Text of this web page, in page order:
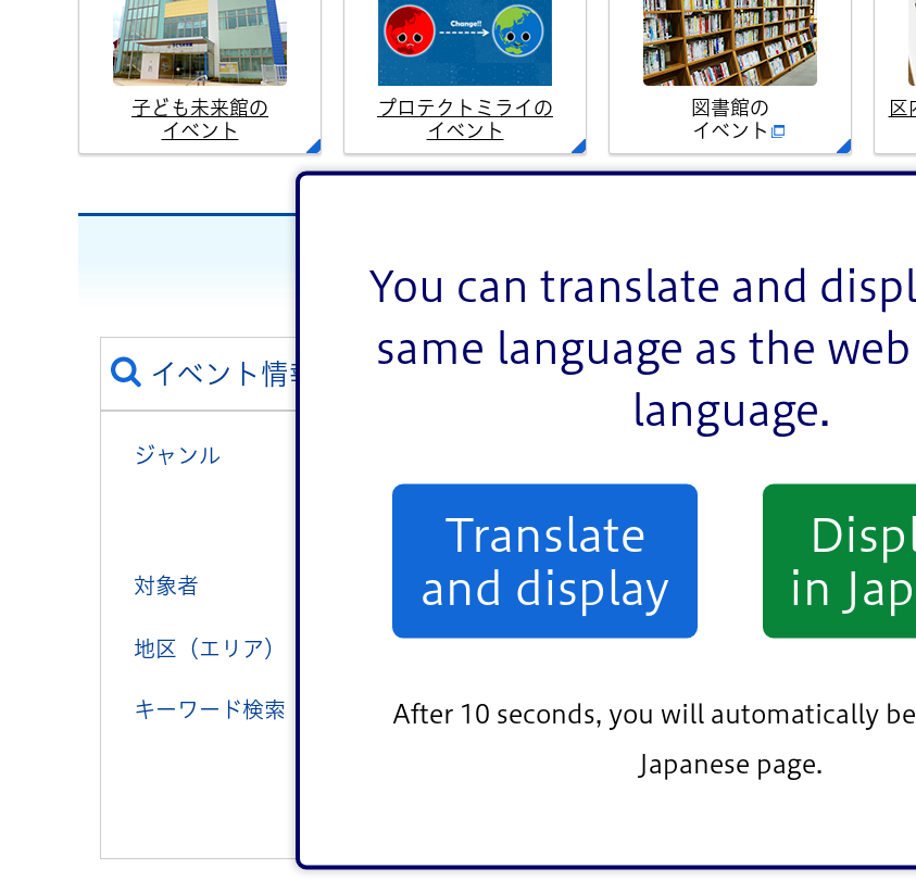
You can translate and
same language as the
language.
Translate
and display
in
After 10 seconds, you will automatically
Japanese page.
子ども未来館の
イベント
プロテクトミライの
イベント
図書館の
イベント
区
イベント一覧
イベント情報を絞り込む
ジャンル
相談 その他
対象者 子ども向け 熟年者向け
地区（エリア）
キーワード検索